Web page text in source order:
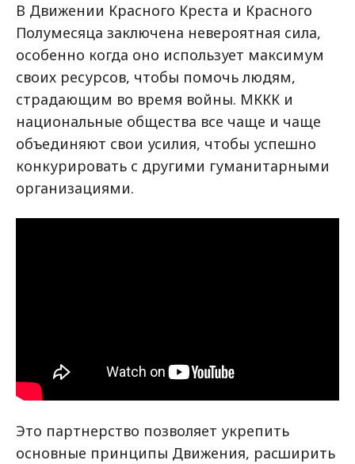
В Движении Красного Креста и Красного
Полумесяца заключена невероятная сила,
особенно когда оно использует максимум
своих ресурсов, чтобы помочь людям,
страдающим во время войны. МККК и
национальные общества все чаще и чаще
объединяют свои усилия, чтобы успешно
конкурировать с другими гуманитарными
организациями.
Это партнерство позволяет укрепить
основные принципы Движения, расширить